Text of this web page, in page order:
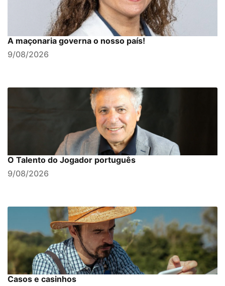
A maçonaria governa o nosso país!
9/08/2026
O Talento do Jogador português
9/08/2026
Casos e casinhos